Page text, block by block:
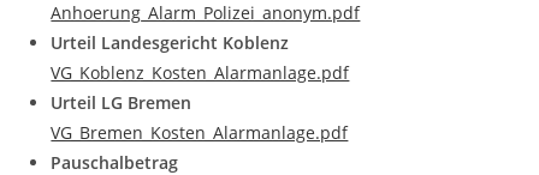
Anhoerung_Alarm_Polizei_anonym.pdf
Urteil Landesgericht Koblenz
VG_Koblenz_Kosten_Alarmanlage.pdf
Urteil LG Bremen
VG_Bremen_Kosten_Alarmanlage.pdf
Pauschalbetrag